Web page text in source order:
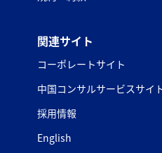
関連サイト
コーポレートサイト
中国コンサルサービスサイ
採用情報
English